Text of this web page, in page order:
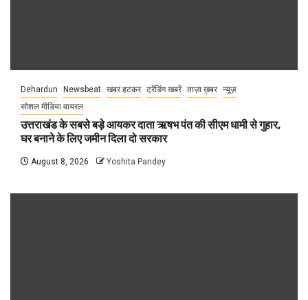
Dehardun Newsbeat खबर हटकर ट्रेंडिंग खबरें ताज़ा ख़बर न्यूज़
सोशल मीडिया वायरल
उत्तराखंड के सबसे बड़े आयकर दाता ऋषभ पंत की सीएम धामी से गुहार,
घर बनाने के लिए जमीन दिला दो सरकार
August 8, 2026 Yoshita Pandey